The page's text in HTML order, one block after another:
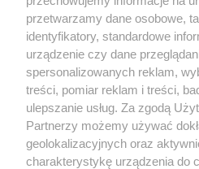
przetwarzamy dane osobowe,
identyfikatory, standardowe
urządzenie czy dane
spersonalizowanych reklam,
treści, pomiar reklam i treści,
ulepszanie usług. Za zgodą
Partnerzy możemy używać
geolokalizacyjnych oraz
charakterystykę urządzenia do